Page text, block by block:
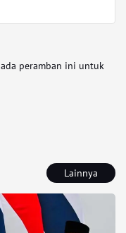
peramban ini untuk
Lainnya